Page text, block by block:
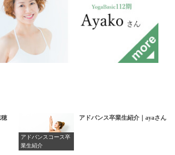
アドバンスコース卒
業生紹介
アドバンス卒業生紹介｜ayaさん